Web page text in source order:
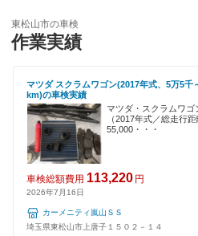
北本市
久喜市
熊谷市
鴻巣市
越谷市
児玉郡
EV車OK
120分以内の車検
1日車検
夜間受付
整備保証
1級整備士在籍
コスモの車検
元気車検
車検のコバック
キグナス車検
テイル君車検
ホリデー車検
東松山市の車検
作業実績
マツダ スクラムワゴン(2017年式、5万5千
km)の車検実績
マツダ・スクラムワゴ
（2017年式／総走行
55,000・・・
車検総額費用 113,220 円
2026年7月16日
カーメニティ嵐山ＳＳ
埼玉県東松山市上唐子１５０２－１４